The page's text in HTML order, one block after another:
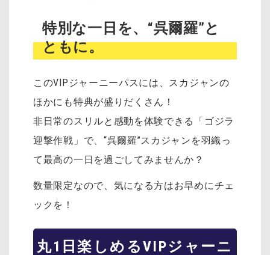
特別な一日を、“呉爾羅”と
ともに。
このVIPジャーニーパスには、スカジャンの
ほかにも特典が盛りだくさん！
非日常のスリルと感動を体験できる「ゴジラ
迎撃作戦」で、“呉爾羅”スカジャンを羽織っ
て最高の一日を過ごしてみませんか？
数量限定なので、気になる方はお早めにチェ
ックを！
丸1日楽しめるVIPジャーニ